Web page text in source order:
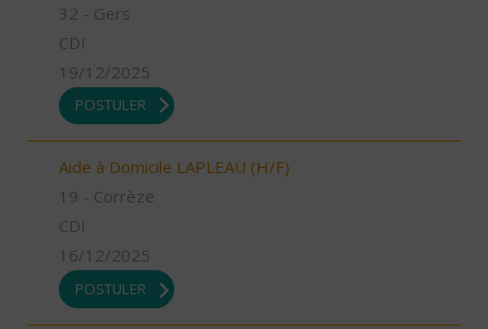
32 - Gers
CDI
19/12/2025
POSTULER
Aide à Domicile LAPLEAU (H/F)
19 - Corrèze
CDI
16/12/2025
POSTULER